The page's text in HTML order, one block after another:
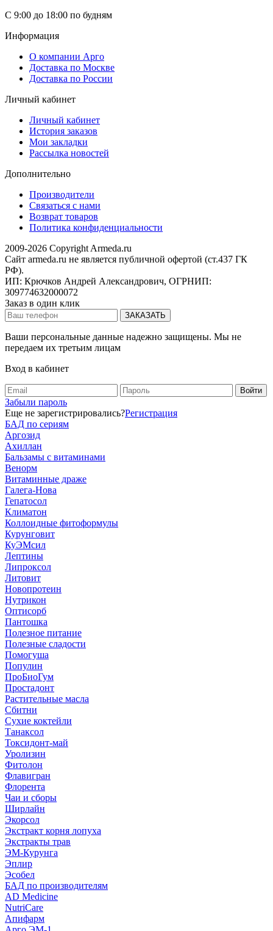
С 9:00 до 18:00 по будням
Информация
О компании Арго
Доставка по Москве
Доставка по России
Личный кабинет
Личный кабинет
История заказов
Мои закладки
Рассылка новостей
Дополнительно
Производители
Связаться с нами
Возврат товаров
Политика конфиденциальности
2009-2026 Copyright Armeda.ru
Сайт armeda.ru не является публичной офертой (ст.437 ГК
РФ).
ИП: Крючков Андрей Александрович, ОГРНИП:
309774632000072
Заказ в один клик
Ваши персональные данные надежно защищены. Мы не
передаем их третьим лицам
Вход в кабинет
Забыли пароль
Еще не зарегистрировались?Регистрация
БАД по сериям
Аргозид
Ахиллан
Бальзамы с витаминами
Венорм
Витаминные драже
Галега-Нова
Гепатосол
Климатон
Коллоидные фитоформулы
Курунговит
КуЭМсил
Лептины
Липроксол
Литовит
Новопротеин
Нутрикон
Оптисорб
Пантошка
Полезное питание
Полезные сладости
Помогуша
Популин
ПроБиоГум
Простадонт
Растительные масла
Сбитни
Сухие коктейли
Танаксол
Токсидонт-май
Уролизин
Фитолон
Флавигран
Флорента
Чаи и сборы
Ширлайн
Экорсол
Экстракт корня лопуха
Экстракты трав
ЭМ-Курунга
Эплир
Эсобел
БАД по производителям
AD Medicine
NutriCare
Апифарм